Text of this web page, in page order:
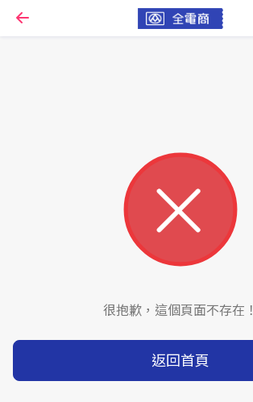
很抱歉，這個頁面不存在！
返回首頁